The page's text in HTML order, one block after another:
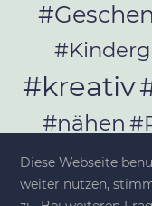
#kreativ
#nähen
Diese Webseite
weiter nutzen,